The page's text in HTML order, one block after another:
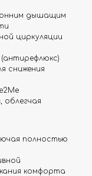
дышащим
циркуляции
снижения
полностью
комфорта